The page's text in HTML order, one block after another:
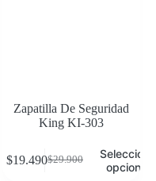
Zapatilla De Seguridad
King KI-303
$29.900
$19.490
opciones